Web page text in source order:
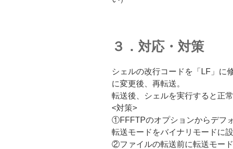
３．対応・対策
シェルの改行コードを「LF」に
に変更後、再転送。
転送後、シェルを実行すると正常
<対策>
①FFFTPのオプションからデフ
転送モードをバイナリモードに設
②ファイルの転送前に転送モード